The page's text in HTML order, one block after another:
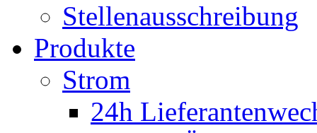
Stellenausschreibung
Produkte
Strom
24h